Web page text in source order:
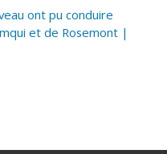
ont pu conduire
et de Rosemont |